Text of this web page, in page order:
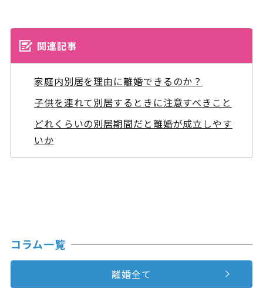
関連記事
家庭内別居を理由に離婚できるのか？
子供を連れて別居するときに注意すべきこと
どれくらいの別居期間だと離婚が成立しやす
いか
コラム一覧
離婚全て